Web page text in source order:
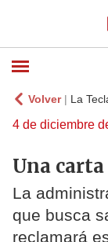
Volver| La
4 de diciembre
Una
La
que busca
reclamará